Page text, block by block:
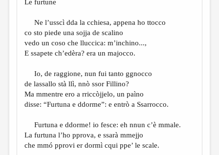
Le furtune
Ne l’usscì dda la cchiesa, appena ho ttocco
co sto piede una sojja de scalino
vedo un coso che lluccica: m’inchino...,
E ssapete ch’edèra? era un majocco.
Io, de raggione, nun fui tanto ggnocco
de lassallo stà llì, nnò ssor Fillino?
Ma mmentre ero a rriccòjjelo, un paìno
disse: “Furtuna e ddorme”: e entrò a Ssarrocco.
Furtuna e ddorme! io fesce: eh nnun c’è mmale.
La furtuna l’ho pprova, e ssarà mmejjo
che mmó pprovi er dormì cqui ppe’ le scale.